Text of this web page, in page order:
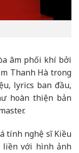
âm phối khí bởi
Thanh Hà trong
lyrics ban đầu,
hoàn thiện bản
tính nghệ sĩ Kiều
liền với hình ảnh